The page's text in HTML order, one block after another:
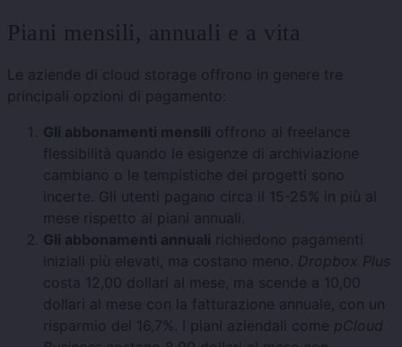
Piani mensili, annuali e a vita
Le aziende di cloud storage offrono in genere tre
principali opzioni di pagamento:
Gli abbonamenti mensili offrono ai freelance
flessibilità quando le esigenze di archiviazione
cambiano o le tempistiche dei progetti sono
incerte. Gli utenti pagano circa il 15-25% in più al
mese rispetto ai piani annuali.
Gli abbonamenti annuali richiedono pagamenti
iniziali più elevati, ma costano meno. Dropbox Plus
costa 12,00 dollari al mese, ma scende a 10,00
dollari al mese con la fatturazione annuale, con un
risparmio del 16,7%. I piani aziendali come pCloud